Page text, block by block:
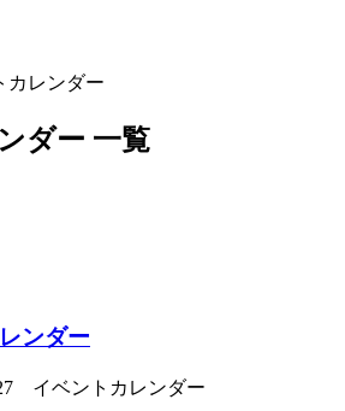
カレンダー
ダー 一覧
ンダー
イベントカレンダー